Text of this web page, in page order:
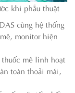
khi phẫu thuật
cùng hệ thống
monitor hiện
mê linh hoạt
toàn thoải mái,